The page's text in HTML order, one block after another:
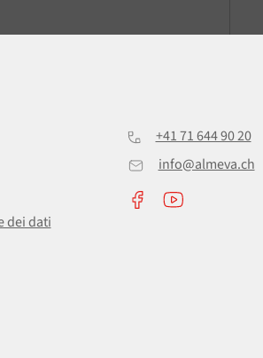
dei dati
+41 71 644 90 20
info@almeva.ch